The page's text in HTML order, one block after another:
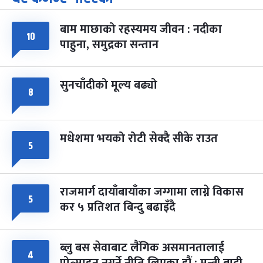
आइत चैत्र ७, २०८३-Mar 21, 2027
८ फागुपूर्णिमा
चैत्र ८, २०८३-Mar 22, 2027
७ महिना बाँकी
१० बाम माछाको रहस्यमय जीवन : नदीका
पाहुना, समुद्रका सन्तान
८ सुनचाँदीको मूल्य बढ्यो
५ मधेशमा भयको रोटी सेक्दै सीके राउत
५ राजमार्ग दायाँबायाँका जग्गामा लाग्ने विकास
कर ५ प्रतिशत बिन्दु बढाइँदै
४ ब्लु बस सेवाबाट लैंगिक असमानतालाई